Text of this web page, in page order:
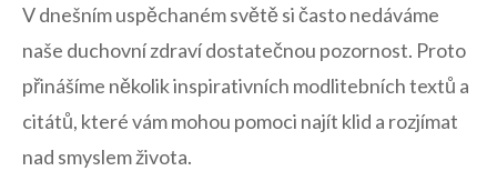
V dnešním uspěchaném světě si často nedáváme
naše duchovní zdraví dostatečnou pozornost. Proto
přinášíme několik inspirativních ⁤modlitebních textů a
citátů, které vám mohou pomoci najít klid a⁣ rozjímat
nad⁢ smyslem života.